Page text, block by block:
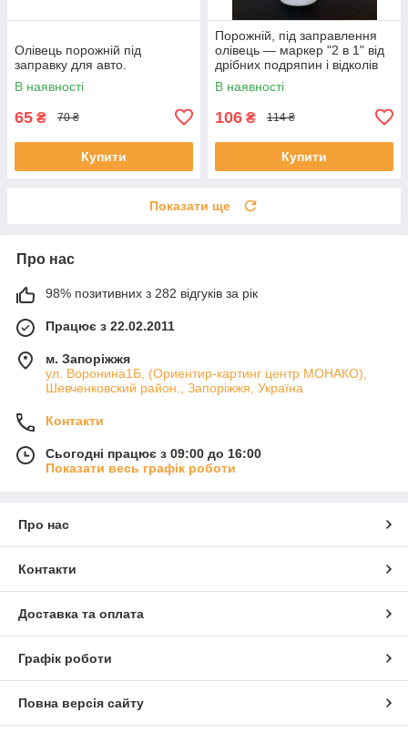
Олівець порожній під
заправку для авто.
В наявності
65 ₴ 70 ₴
Купити
Порожній, під заправлення
олівець — маркер "2 в 1" від
дрібних подряпин і відколів
на авто 10 мл.
В наявності
106 ₴ 114 ₴
Купити
Показати ще
Про нас
98% позитивних з 282 відгуків за рік
Працює з 22.02.2011
м. Запоріжжя
ул. Воронина1Б, (Ориентир-картинг центр МОНАКО),
Шевченковский район., Запоріжжя, Україна
Контакти
Сьогодні працює з 09:00 до 16:00
Показати весь графік роботи
Про нас
Контакти
Доставка та оплата
Графік роботи
Повна версія сайту